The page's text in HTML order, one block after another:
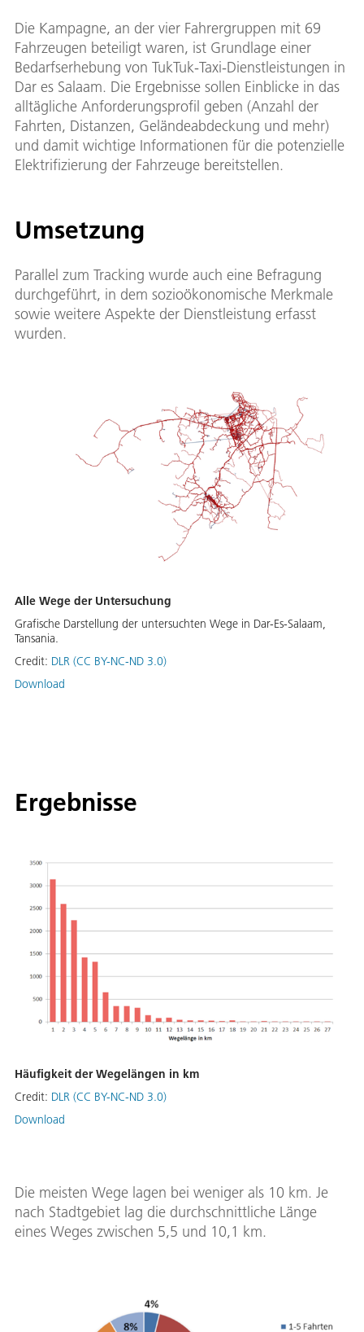
Die Kampagne, an der vier Fahrergruppen mit 69
Fahrzeugen beteiligt waren, ist Grundlage einer
Bedarfserhebung von TukTuk-Taxi-Dienstleistungen in
Dar es Salaam. Die Ergebnisse sollen Einblicke in das
alltägliche Anforderungsprofil geben (Anzahl der
Fahrten, Distanzen, Geländeabdeckung und mehr)
und damit wichtige Informationen für die potenzielle
Elektrifizierung der Fahrzeuge bereitstellen.
Umsetzung
Parallel zum Tracking wurde auch eine Befragung
durchgeführt, in dem sozioökonomische Merkmale
sowie weitere Aspekte der Dienstleistung erfasst
wurden.
Alle Wege der Untersuchung
Grafische Darstellung der untersuchten Wege in Dar-Es-Salaam,
Tansania.
Credit: DLR (CC BY-NC-ND 3.0)
Download
Ergebnisse
Häufigkeit der Wegelängen in km
Credit: DLR (CC BY-NC-ND 3.0)
Download
Die meisten Wege lagen bei weniger als 10 km. Je
nach Stadtgebiet lag die durchschnittliche Länge
eines Weges zwischen 5,5 und 10,1 km.